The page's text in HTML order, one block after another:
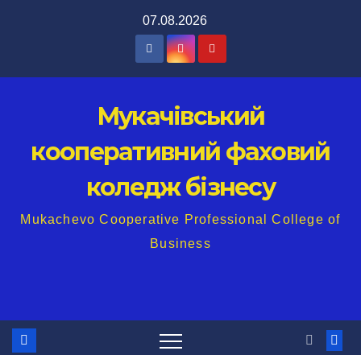
07.08.2026
Мукачівський
кооперативний фаховий
коледж бізнесу
Mukachevo Cooperative Professional College of
Business